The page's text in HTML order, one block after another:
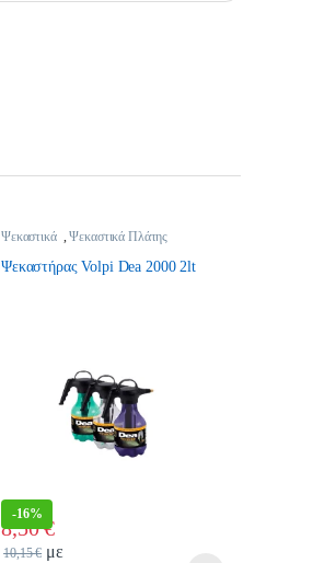
Ψεκαστικά ,Ψεκαστικά Πλάτης
Ψεκαστήρας Volpi Dea 2000 2lt
-16%
8,50€
10,15€ με